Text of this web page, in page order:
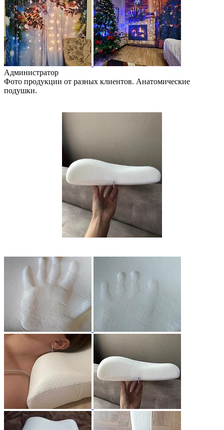
Администратор
Фото продукции от разных клиентов. Анатомические
подушки.